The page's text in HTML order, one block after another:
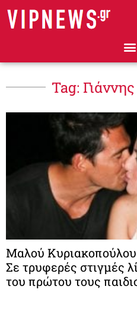
Tag:
Μαλού
Σε τρυφερές στιγμές
του πρώτου τους